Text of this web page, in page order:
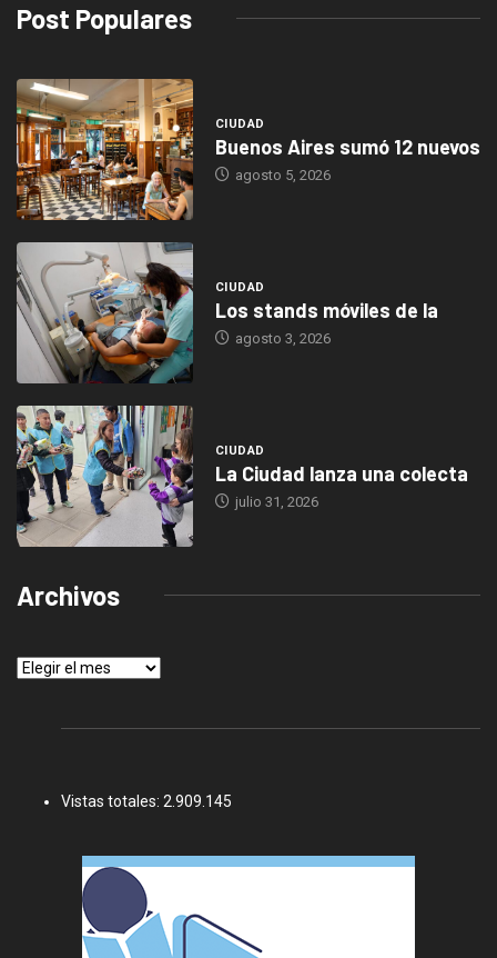
Post Populares
CIUDAD
Buenos Aires sumó 12 nuevos
agosto 5, 2026
CIUDAD
Los stands móviles de la
agosto 3, 2026
CIUDAD
La Ciudad lanza una colecta
julio 31, 2026
Archivos
Archivos
Vistas totales: 2.909.145